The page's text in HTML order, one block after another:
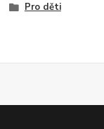
Pro děti